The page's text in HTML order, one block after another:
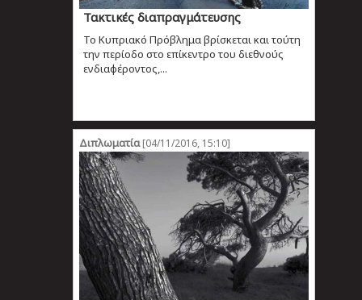
Τακτικές διαπραγμάτευσης
Το Κυπριακό Πρόβλημα βρίσκεται και τούτη
την περίοδο στο επίκεντρο του διεθνούς
ενδιαφέροντος,...
Διπλωματία[04/11/2016, 15:10]